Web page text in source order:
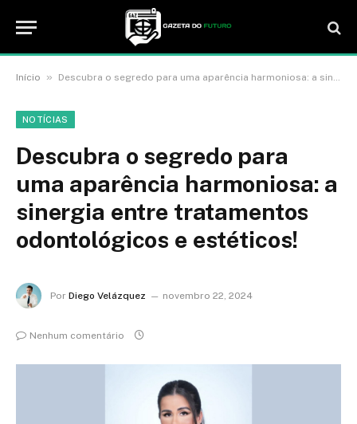
Início » Descubra o segredo para uma aparência harmoniosa: a sinergia entre tratamentos odontológicos e estéticos!
NOTÍCIAS
Descubra o segredo para
uma aparência harmoniosa: a
sinergia entre tratamentos
odontológicos e estéticos!
Por Diego Velázquez novembro 22, 2024
Nenhum comentário